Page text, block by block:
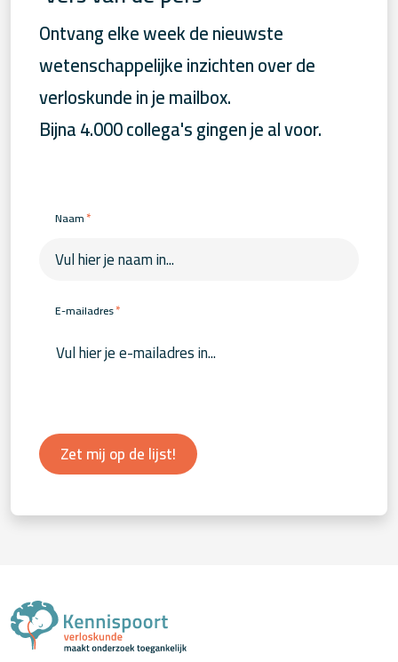
Ontvang elke week de nieuwste
wetenschappelijke inzichten over de
verloskunde in je mailbox.
Bijna 4.000 collega's gingen je al voor.
Naam*
E-mailadres*
Zet mij op de lijst!